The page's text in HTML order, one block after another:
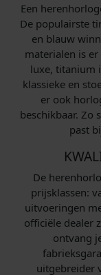
Een
De populairste
en blauw
materialen is
luxe, titanium
klassieke en
er ook
beschikbaar. Zo
past
De
prijsklassen:
uitvoeringen
officiële dealer
ontvang
uitgebreider